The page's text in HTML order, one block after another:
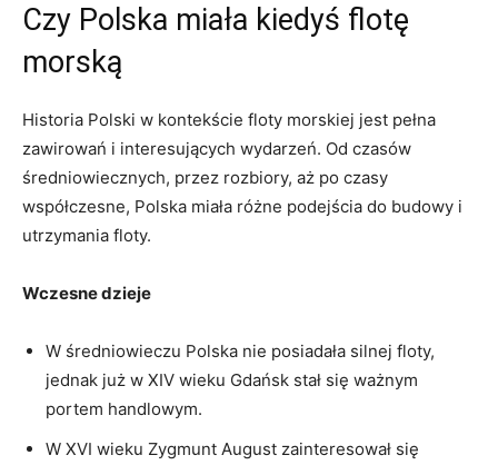
Czy Polska miała kiedyś flotę
morską
Historia Polski w kontekście floty morskiej jest ⁢pełna
zawirowań i interesujących wydarzeń. Od czasów
średniowiecznych, przez rozbiory, aż po czasy
współczesne, Polska miała różne podejścia do budowy ⁤i
utrzymania floty.
Wczesne dzieje
W średniowieczu Polska nie posiadała ⁢silnej ⁤floty,
jednak już w ‌XIV wieku Gdańsk stał się ważnym
⁢portem handlowym.
W XVI wieku Zygmunt⁢ August zainteresował się